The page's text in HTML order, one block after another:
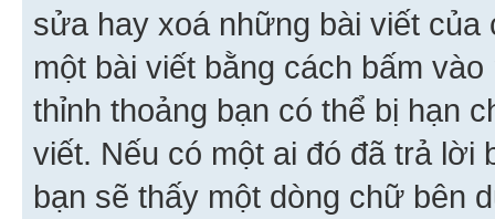
sửa hay xoá những bài viết
một bài viết bằng cách bấm
thỉnh thoảng bạn có thể bị hạn
viết. Nếu có một ai đó đã trả lời
bạn sẽ thấy một dòng chữ bên